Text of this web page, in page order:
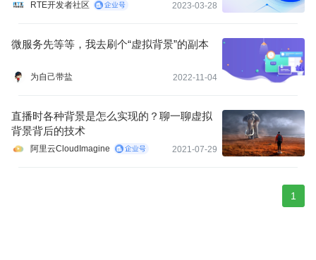
RTE开发者社区 2023-03-28
微服务先等等，我去刷个“虚拟背景”的副本
为自己带盐 2022-11-04
直播时各种背景是怎么实现的？聊一聊虚拟
背景背后的技术
阿里云CloudImagine 2021-07-29
1